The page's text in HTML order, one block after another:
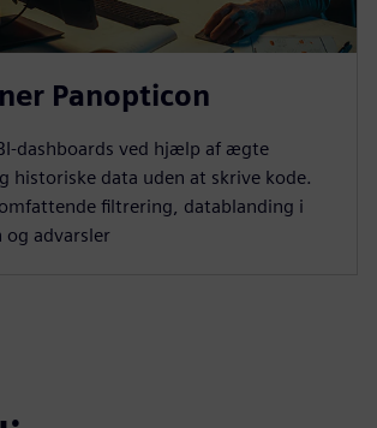
Panopticon
dashboards ved hjælp af ægte
historiske data uden at skrive kode.
filtrering, datablanding i
og advarsler